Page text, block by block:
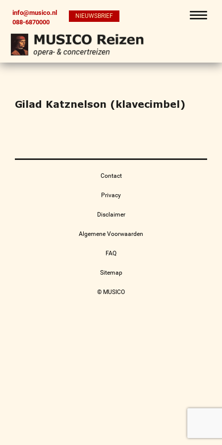
info@musico.nl
088-6870000
NIEUWSBRIEF
Gilad Katznelson (klavecimbel)
Contact
Privacy
Disclaimer
Algemene Voorwaarden
FAQ
Sitemap
© MUSICO